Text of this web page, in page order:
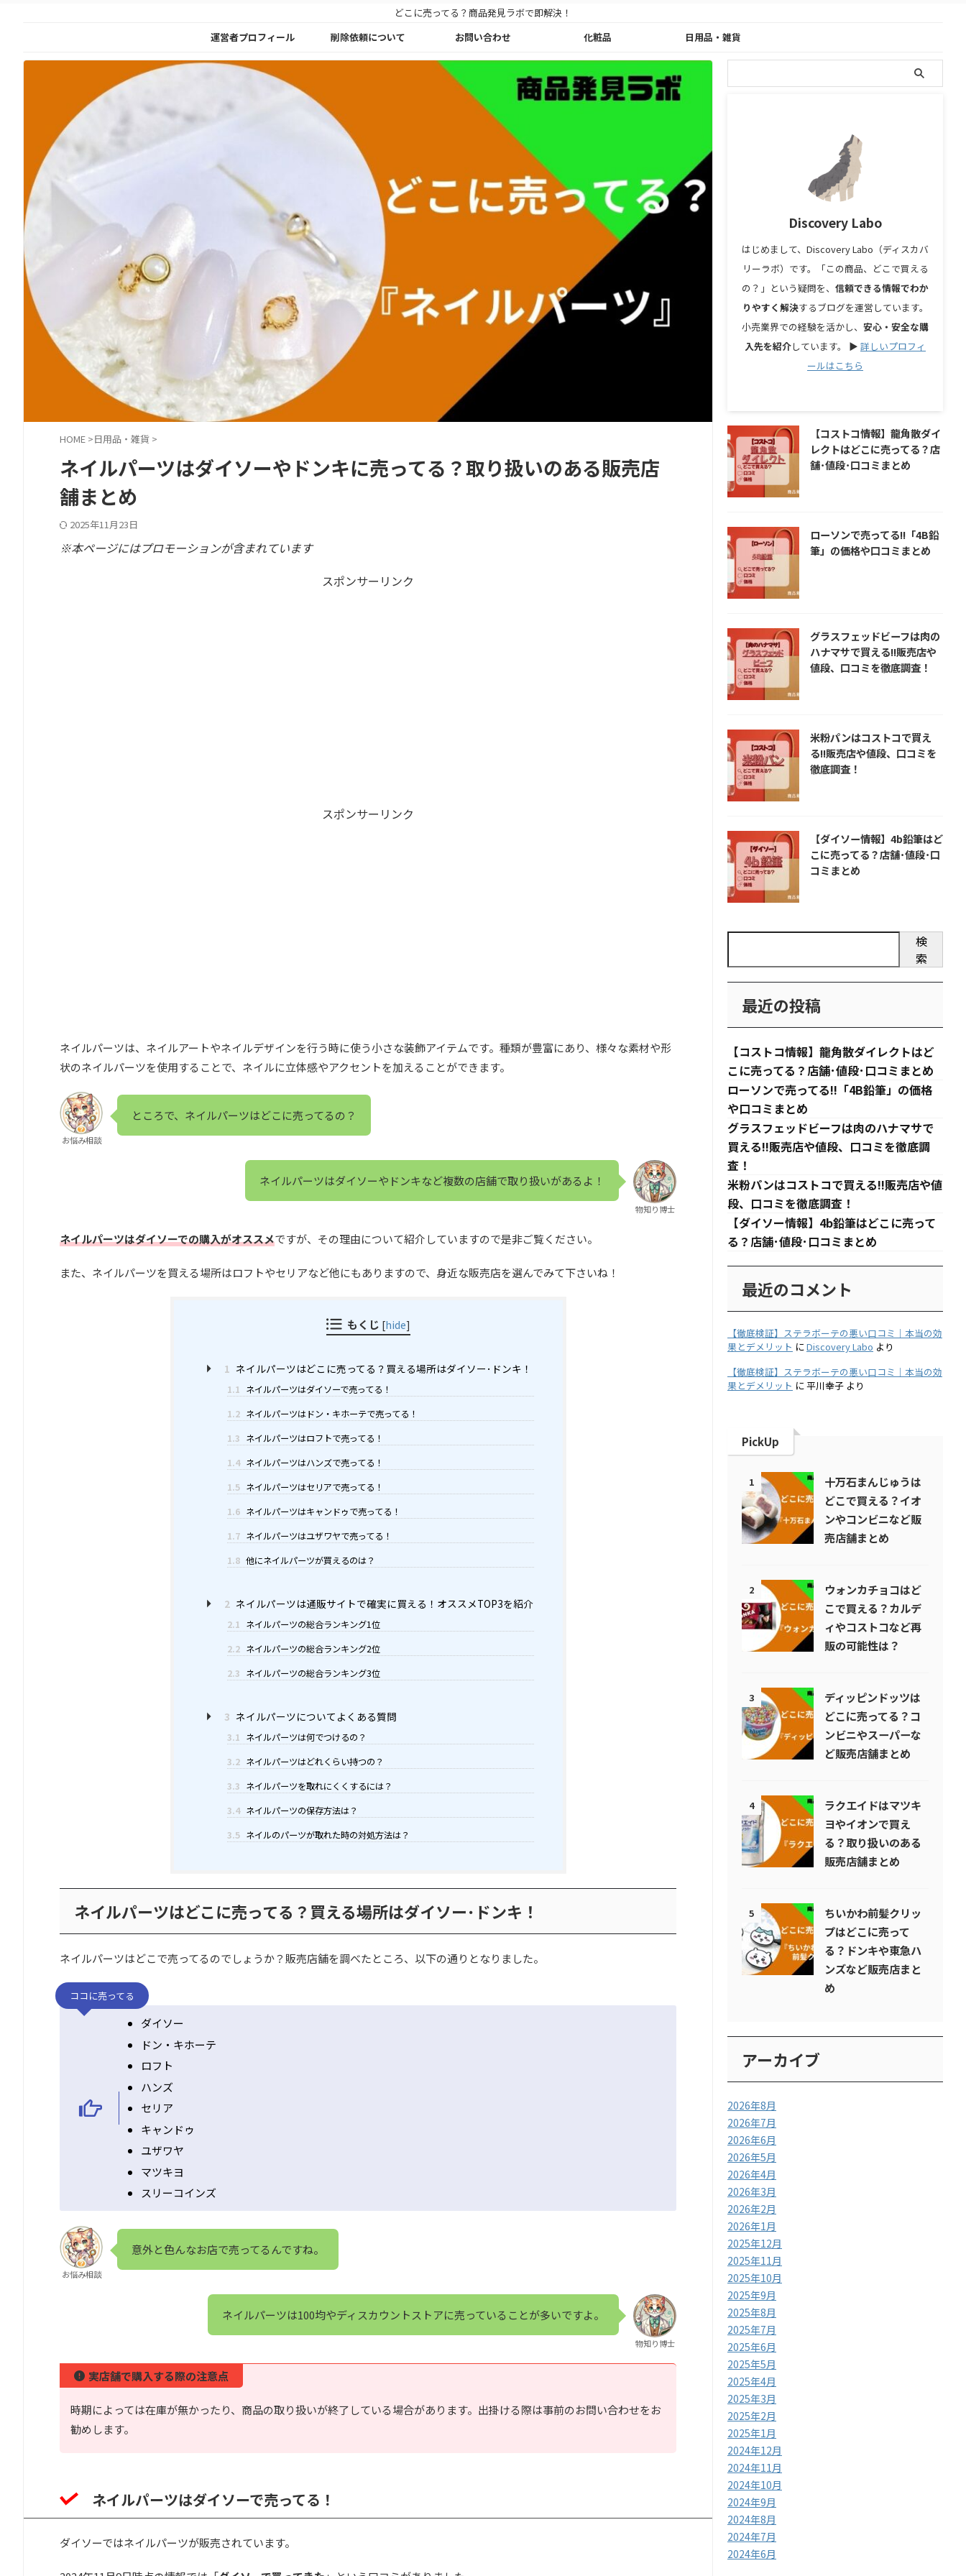
どこに売ってる？商品発見ラボで即解決！
運営者プロフィール
削除依頼について お問い合わせ 化粧品 日用品・雑貨
HOME >日用品・雑貨 >
ネイルパーツはダイソーやドンキに売ってる？取り扱いのある販売店
舗まとめ
2025年11月23日
※本ページにはプロモーションが含まれています
スポンサーリンク
スポンサーリンク
ネイルパーツは、ネイルアートやネイルデザインを行う時に使う小さな装飾アイテムです。種類が豊富にあり、様々な素材や形
状のネイルパーツを使用することで、ネイルに立体感やアクセントを加えることができます。
お悩み相談
ところで、ネイルパーツはどこに売ってるの？
ネイルパーツはダイソーやドンキなど複数の店舗で取り扱いがあるよ！
物知り博士
ネイルパーツはダイソーでの購入がオススメですが、その理由について紹介していますので是非ご覧ください。
また、ネイルパーツを買える場所はロフトやセリアなど他にもありますので、身近な販売店を選んでみて下さいね！
もくじ [hide]
1 ネイルパーツはどこに売ってる？買える場所はダイソー･ドンキ！
1.1 ネイルパーツはダイソーで売ってる！
1.2 ネイルパーツはドン・キホーテで売ってる！
1.3 ネイルパーツはロフトで売ってる！
1.4 ネイルパーツはハンズで売ってる！
1.5 ネイルパーツはセリアで売ってる！
1.6 ネイルパーツはキャンドゥで売ってる！
1.7 ネイルパーツはユザワヤで売ってる！
1.8 他にネイルパーツが買えるのは？
2 ネイルパーツは通販サイトで確実に買える！オススメTOP3を紹介
2.1 ネイルパーツの総合ランキング1位
2.2 ネイルパーツの総合ランキング2位
2.3 ネイルパーツの総合ランキング3位
3 ネイルパーツについてよくある質問
3.1 ネイルパーツは何でつけるの？
3.2 ネイルパーツはどれくらい持つの？
3.3 ネイルパーツを取れにくくするには？
3.4 ネイルパーツの保存方法は？
3.5 ネイルのパーツが取れた時の対処方法は？
ネイルパーツはどこに売ってる？買える場所はダイソー･ドンキ！
ネイルパーツはどこで売ってるのでしょうか？販売店舗を調べたところ、以下の通りとなりました。
ココに売ってる
ダイソー
ドン・キホーテ
ロフト
ハンズ
セリア
キャンドゥ
ユザワヤ
マツキヨ
スリーコインズ
お悩み相談
意外と色んなお店で売ってるんですね。
ネイルパーツは100均やディスカウントストアに売っていることが多いですよ。
物知り博士
実店舗で購入する際の注意点
時期によっては在庫が無かったり、商品の取り扱いが終了している場合があります。出掛ける際は事前のお問い合わせをお
勧めします。
ネイルパーツはダイソーで売ってる！
ダイソーではネイルパーツが販売されています。
Discovery Labo
はじめまして、Discovery Labo（ディスカバ
リーラボ）です。「この商品、どこで買える
の？」という疑問を、 信頼できる情報でわか
りやすく解決するブログを運営しています。
小売業界での経験を活かし、 安心・安全な購
入先を紹介しています。 ▶︎ 詳しいプロフィ
ールはこちら
【コストコ情報】龍角散ダイ
レクトはどこに売ってる？店
舗･値段･口コミまとめ
ローソンで売ってる!!「4B鉛
筆」の価格や口コミまとめ
グラスフェッドビーフは肉の
ハナマサで買える!!販売店や
値段、口コミを徹底調査！
米粉パンはコストコで買え
る!!販売店や値段、口コミを
徹底調査！
【ダイソー情報】4b鉛筆はど
こに売ってる？店舗･値段･口
コミまとめ
検
索
最近の投稿
【コストコ情報】龍角散ダイレクトはど
こに売ってる？店舗･値段･口コミまとめ
ローソンで売ってる!!「4B鉛筆」の価格
や口コミまとめ
グラスフェッドビーフは肉のハナマサで
買える!!販売店や値段、口コミを徹底調
査！
米粉パンはコストコで買える!!販売店や値
段、口コミを徹底調査！
【ダイソー情報】4b鉛筆はどこに売って
る？店舗･値段･口コミまとめ
最近のコメント
【徹底検証】ステラボーテの悪い口コミ｜本当の効
果とデメリット にDiscovery Labo より
【徹底検証】ステラボーテの悪い口コミ｜本当の効
果とデメリット に平川幸子 より
PickUp
1
十万石まんじゅうは
どこで買える？イオ
ンやコンビニなど販
売店舗まとめ
2
ウォンカチョコはど
こで買える？カルデ
ィやコストコなど再
販の可能性は？
3
ディッピンドッツは
どこに売ってる？コ
ンビニやスーパーな
ど販売店舗まとめ
4
ラクエイドはマツキ
ヨやイオンで買え
る？取り扱いのある
販売店舗まとめ
5
ちいかわ前髪クリッ
プはどこに売って
る？ドンキや東急ハ
ンズなど販売店まと
め
アーカイブ
2026年8月
2026年7月
2026年6月
2026年5月
2026年4月
2026年3月
2026年2月
2026年1月
2025年12月
2025年11月
2025年10月
2025年9月
2025年8月
2025年7月
2025年6月
2025年5月
2025年4月
2025年3月
2025年2月
2025年1月
2024年12月
2024年11月
2024年10月
2024年9月
2024年8月
2024年7月
2024年6月